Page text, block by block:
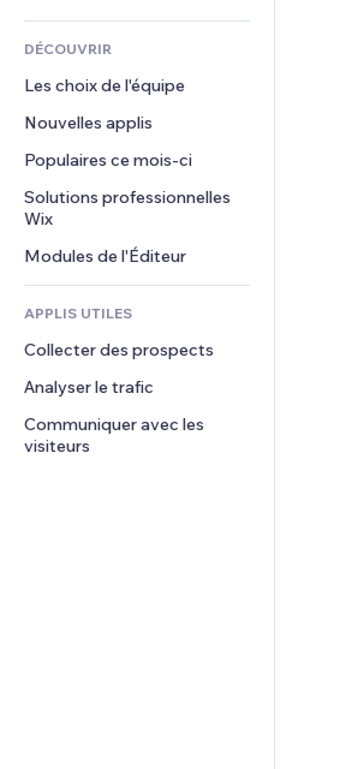
Classement de sites
E-mail
Comptabilité
Coupons et fidélisation
Solutions d'entreposage
Financement participatif
Alimentation et boissons
Immobilier
Réservations
Podcasts
Photographie
Vidéo
PDF
Partage de fichiers
Actualités
Services de contenu
Effets de texte
Confidentialité
Horloge
Modèles de pages
Effets sur images
Boutons et menus
Bannières et badges
Calculateurs
Rechercher
Formulaires
Sondages
Chat
Commentaires
Téléphone
Communauté
Avis et commentaires
DÉCOUVRIR
Les choix de l'équipe
Nouvelles applis
Populaires ce mois‑ci
Solutions professionnelles
Wix
Modules de l'Éditeur
APPLIS UTILES
Collecter des prospects
Analyser le trafic
Communiquer avec les
visiteurs